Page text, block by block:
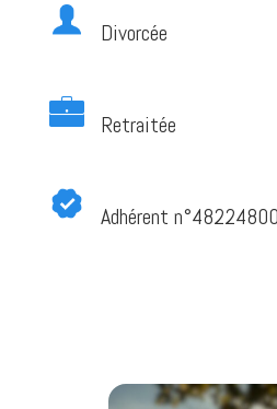
Divorcée
Retraitée
Adhérent